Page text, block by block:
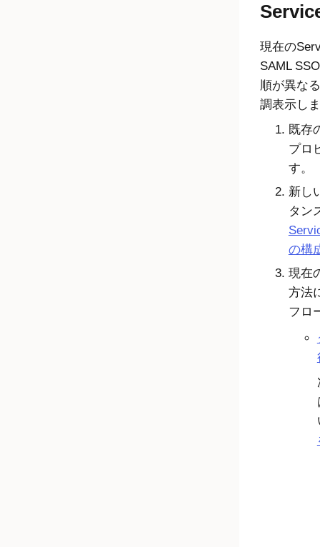
現在の
SAML
順が異な
調表示し
既存
プロ
す。
新し
タン
の構
現在
方法
フロ